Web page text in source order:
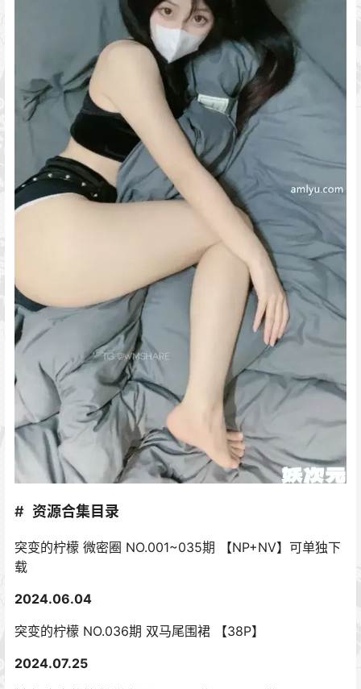
资源合集目录
突变的柠檬 微密圈 NO.001~035期 【NP+NV】可单独下
载
2024.06.04
突变的柠檬 NO.036期 双马尾围裙 【38P】
2024.07.25